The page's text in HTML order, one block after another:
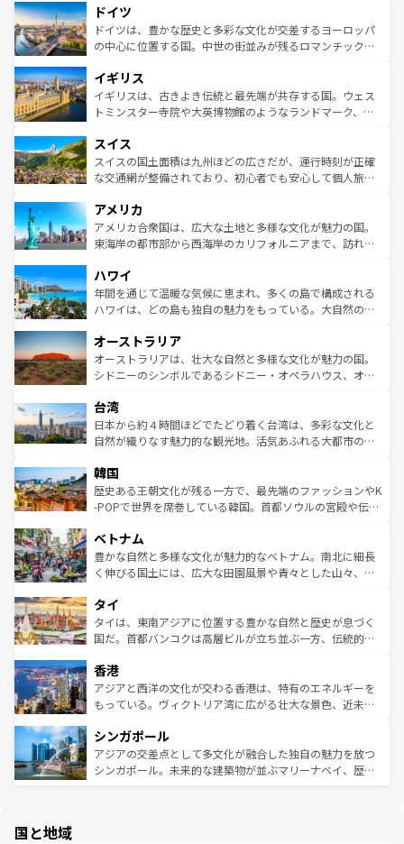
せる。地方によって風土や気候が異なるスペインはその個
性で訪れる人を魅了する。 なお、新着のスペイン情報は コ
ンテンツ一覧を参照してほしい。
で、幅広い魅力が詰まっている。華麗な宮殿、歴史的な大
聖堂、美しいビーチ、そして豊かな自然が、訪れる者を心
から魅了する。また、フランスは美食の国としても知ら
いる。シャンパンの発祥地であるランス、プロヴァンスの
香り高いラベンダー畑など、多彩な楽しみ方が可能だ。さ
らに、パリ以外の地域にも魅力が溢れており、どの街角に
れる地方に足を運ぶとそれぞれで全く異なる文化を体験で
きるだろう。 なお、新着のフランス情報はコンテンツ一覧
を参照してほしい。
ドイツ
ドイツは、豊かな歴史と多彩な文化が交差するヨーロッパ
の中心に位置する国。中世の街並みが残るロマンチック街
顔を持つこの国は、どこを歩いても飽きることがない。ベ
ルリンの文化的活気、バイエルン州のアルプスの絶景、そ
してライン川沿いのワイン畑といった風景は必見。ビール
は、お酒好きな人にはぜひ体験してほしい。 なお、新着の
ドイツ情報はコンテンツ一覧を参照してほしい。
イギリス
イギリスは、古きよき伝統と最先端が共存する国。ウェス
トミンスター寺院や大英博物館のようなランドマーク、歴
リアごとに異なる魅力がある。また、優雅なアフタヌーン
ティー、ビール好きにはたまらない英国パブ、サッカー観
戦など、本場だからこそできる体験も豊富。イギリスを旅
ンツ一覧を参照してほしい。
スイス
スイスの国土面積は九州ほどの広さだが、運行時刻が正確
な交通網が整備されており、初心者でも安心して個人旅行
の建物がそのまま残る町や、スイスならではのユニークな
博物館もあり、アルプス観光だけでなく町歩きも満喫する
ことができる。国民の所得が高いため物価も高いが、旅行
ば市内交通費無料で観光を楽しむこともできる。 なお、新
着のスイス情報はコンテンツ一覧 を参照してほしい。
アメリカ
アメリカ合衆国は、広大な土地と多様な文化が魅力の国。
東海岸の都市部から西海岸のカリフォルニアまで、訪れる
のような巨大都市は、観光、ショッピング、エンターテイ
ンメントが詰まった刺激的なスポットだ。一方、アメリカ
西部には大自然が広がり、グランドキャニオンやイエロー
部のニューオーリンズでは、音楽と美食が融合した独特の
文化が魅力。旅行者はアメリカの各地域で異なる魅力を楽
しみながら、その多様性と豊かな歴史を感じることができ
ならではの贅沢な旅のスタイルだ。 なお、新着のアメリカ
情報はコンテンツ一覧を参照してほしい。
ハワイ
年間を通じて温暖な気候に恵まれ、多くの島で構成される
ハワイは、どの島も独自の魅力をもっている。大自然の神
ワイ島は見逃せない。また、定番の観光地といえばオアフ
島だが、静かな自然を求めるならマウイ島やカウアイ島が
おすすめ。エメラルドグリーンに輝く海をはじめ、豊かな
れるおもてなしの心で訪れる人々を迎えてくれるハワイの
人々、おいしいローカルフードやハワイアンミュージッ
ク、伝統的なフラダンスなど、すべてがハワイの魅力を彩
ワイを、存分に味わってほしい。 なお、新着のハワイ情報
はコンテンツ一覧を参照してほしい。
オーストラリア
オーストラリアは、壮大な自然と多様な文化が魅力の国。
シドニーのシンボルであるシドニー・オペラハウス、オー
リアリーフや大陸中央部にそびえるウルル（エアーズロッ
ク）、タスマニアの美しい原生林やケアンズの熱帯雨林な
ど、見どころがたくさん。また、カフェやワイン、オージ
いる。アクティビティも充実しており、サーフィンやダイ
ビング、ハイキングなど、アウトドア好きにはたまらな
い。オーストラリアの多彩な魅力を存分に味わいつくそ
参照してほしい。
台湾
日本から約４時間ほどでたどり着く台湾は、多彩な文化と
自然が織りなす魅力的な観光地。活気あふれる大都市の台
ン）、静ひつな山岳地帯である台湾東部など、都市の喧騒
と山間の静けさが共存しており、訪れる人に新しい発見と
驚きをもたらしてくれる。また、奥深い台湾の食文化も魅
容にもいいと評判のスイーツなど、バラエティ豊かな料理
が味わえる。 なお、新着の台湾情報は コンテンツ一覧を参
照してほしい。
韓国
歴史ある王朝文化が残る一方で、最先端のファッションやK
-POPで世界を席巻している韓国。首都ソウルの宮殿や伝統
き、地方に足を延ばせば四季折々の自然美を楽しむことが
できる。そして、キムチや焼肉、絶品のストリートフード
まで、さまざまな韓国料理が待っている。夜には、韓国な
リティに包まれながら、韓国の多彩な魅力を心ゆくまで味
わってみてほしい。 なお、新着の韓国情報はコンテンツ一
覧を参照してほしい。
ベトナム
豊かな自然と多様な文化が魅力的なベトナム。南北に細長
く伸びる国土には、広大な田園風景や青々とした山々、世
急速な発展と共に伝統が息づく。ハノイの古い町並みやホ
ーチミン市のフランス統治時代の建物も、独特の雰囲気を
醸し出している。また、バラエティの豊かさとおいしさで
とつ。フォーやバインミー、ベトナムコーヒーなどは、ぜ
ひ現地で味わいたい。どの地域を訪れてもあたたかい人々
が旅行者を迎えてくれるので、きっと忘れられない旅にな
参照してほしい。
タイ
タイは、東南アジアに位置する豊かな自然と歴史が息づく
国だ。首都バンコクは高層ビルが立ち並ぶ一方、伝統的な
の活気が交差している。北部ではチェンマイなどの山岳地
帯で自然と触れ合い、南部ではプーケットやクラビの美し
いビーチでリゾート気分を楽しむことができる。タイ料理
激する。気候は一年中温暖で、どの季節にも異なる楽しみ
が待っている。親しみやすいタイの人々、仏教を中心とし
た文化、そして多様な観光資源が、訪れる旅人を魅了し続
香港
アジアと西洋の文化が交わる香港は、特有のエネルギーを
もっている。ヴィクトリア湾に広がる壮大な景色、近未来
み、どこを訪れても感動するはず。観光スポットが密集し
ており、効率よく見どころを回れるのも魅力。息をのむよ
うな絶景から文化的な体験まで、香港を存分に楽しみ尽く
シンガポール
アジアの交差点として多文化が融合した独自の魅力を放つ
シンガポール。未来的な建築物が並ぶマリーナベイ、歴史
国と地域